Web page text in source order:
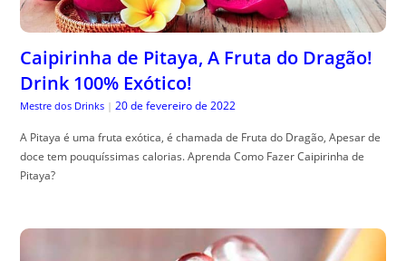
Caipirinha de Pitaya, A Fruta do Dragão!
Drink 100% Exótico!
Mestre dos Drinks | 20 de fevereiro de 2022
A Pitaya é uma fruta exótica, é chamada de Fruta do Dragão, Apesar de
doce tem pouquíssimas calorias. Aprenda Como Fazer Caipirinha de
Pitaya?